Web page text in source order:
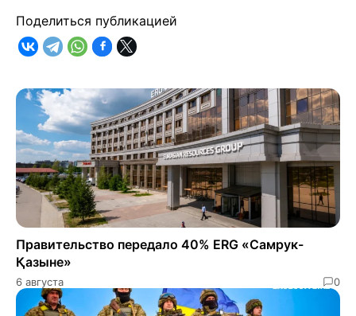
Поделиться публикацией
Правительство передало 40% ERG «Самрук-
Қазыне»
6 августа 0